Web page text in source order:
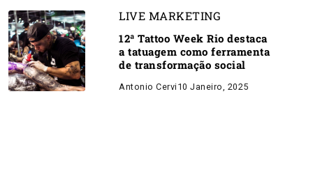
LIVE MARKETING
12ª Tattoo Week Rio destaca
a tatuagem como ferramenta
de transformação social
Antonio Cervi 10 Janeiro, 2025